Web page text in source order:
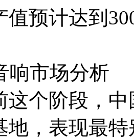
值预计达到
响市场分析
阶段，中
地，表现最